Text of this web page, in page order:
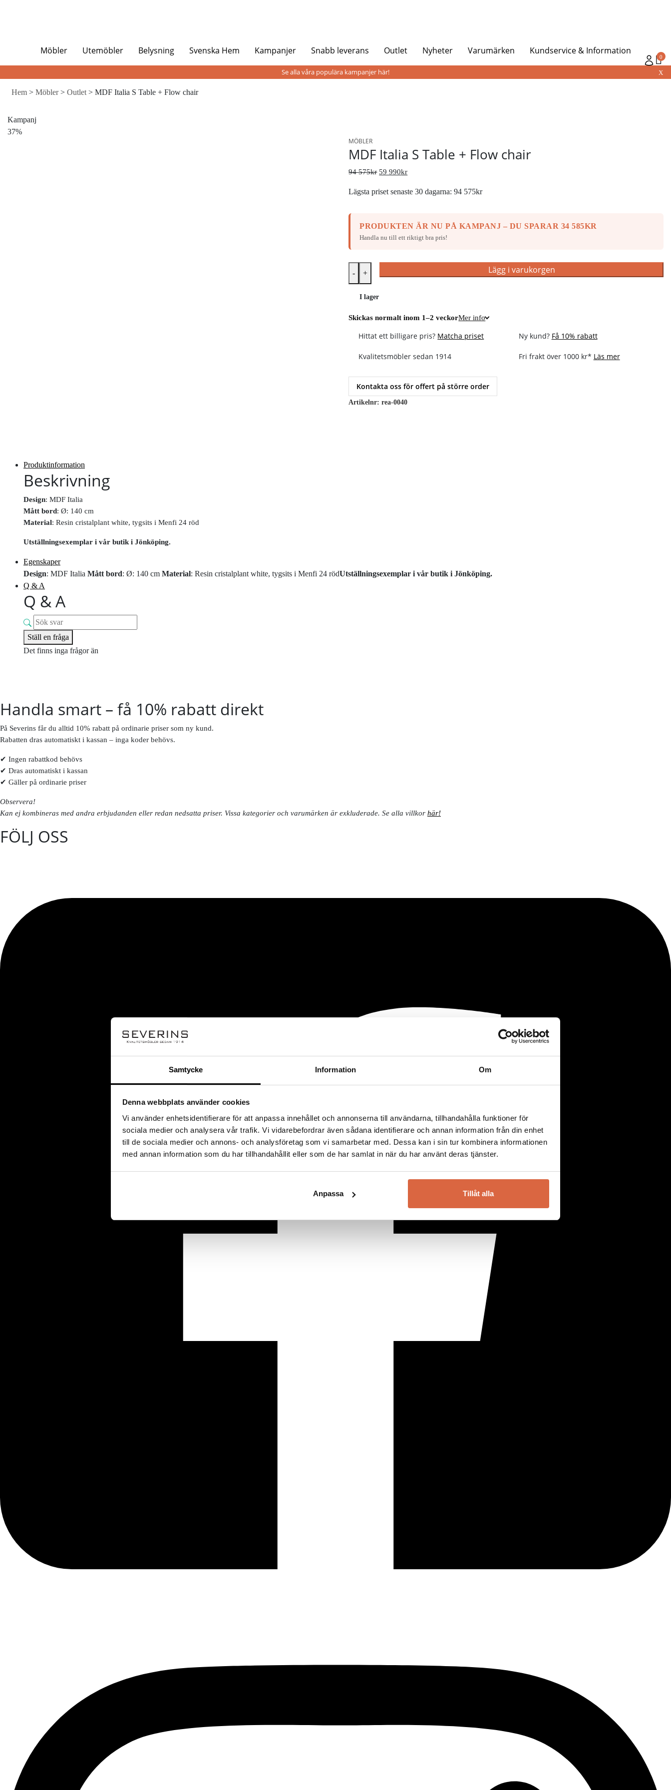
Samtycke Information Om
Denna webbplats använder cookies
Vi använder enhetsidentifierare för att anpassa innehållet och annonserna till användarna, tillhandahålla funktioner för
sociala medier och analysera vår trafik. Vi vidarebefordrar även sådana identifierare och annan information från din enhet
till de sociala medier och annons- och analysföretag som vi samarbetar med. Dessa kan i sin tur kombinera informationen
med annan information som du har tillhandahållit eller som de har samlat in när du har använt deras tjänster.
Anpassa Tillåt alla
0
Möbler Utemöbler Belysning Svenska Hem Kampanjer Snabb leverans Outlet Nyheter Varumärken Kundservice & Information
Se alla våra populära kampanjer här! X
Hem > Möbler> Outlet > MDF Italia S Table + Flow chair
Kampanj
37%
MÖBLER
MDF Italia S Table + Flow chair
94 575kr 59 990kr
Lägsta priset senaste 30 dagarna:94 575kr
PRODUKTEN ÄR NU PÅ KAMPANJ – DU SPARAR 34 585KR
Handla nu till ett riktigt bra pris!
- + Lägg i varukorgen
I lager
Skickas normalt inom 1–2 veckorMer info
Hittat ett billigare pris? Matcha priset Ny kund? Få 10% rabatt
Kvalitetsmöbler sedan 1914 Fri frakt över 1000 kr* Läs mer
Kontakta oss för offert på större order
Artikelnr:rea-0040
Produktinformation
Beskrivning
Design: MDF Italia
Mått bord: Ø: 140 cm
Material: Resin cristalplant white, tygsits i Menfi 24 röd
Utställningsexemplar i vår butik i Jönköping.
Egenskaper
Design: MDF Italia Mått bord: Ø: 140 cm Material: Resin cristalplant white, tygsits i Menfi 24 rödUtställningsexemplar i vår butik i Jönköping.
Q & A
Q & A
Ställ en fråga
Det finns inga frågor än
Handla smart – få 10% rabatt direkt
På Severins får du alltid 10% rabatt på ordinarie priser som ny kund.
Rabatten dras automatiskt i kassan – inga koder behövs.
✔ Ingen rabattkod behövs
✔ Dras automatiskt i kassan
✔ Gäller på ordinarie priser
Observera!
Kan ej kombineras med andra erbjudanden eller redan nedsatta priser. Vissa kategorier och varumärken är exkluderade. Se alla villkor här!
FÖLJ OSS